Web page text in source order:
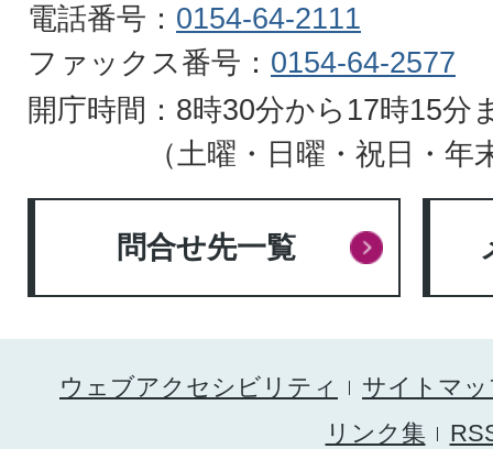
電話番号： 0154-64-2111
ファックス番号： 0154-64-2577
開庁時間：8時30分から17時15分
（土曜・日曜・祝日・年
問合せ先一覧
ウェブアクセシビリティ
サイトマ
リンク集